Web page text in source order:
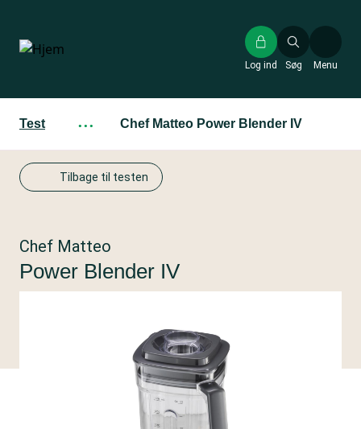
hovedindhold
Søg
Log ind Menu
Test ··· Chef Matteo Power Blender IV
Tilbage til testen
Chef Matteo
Power Blender IV